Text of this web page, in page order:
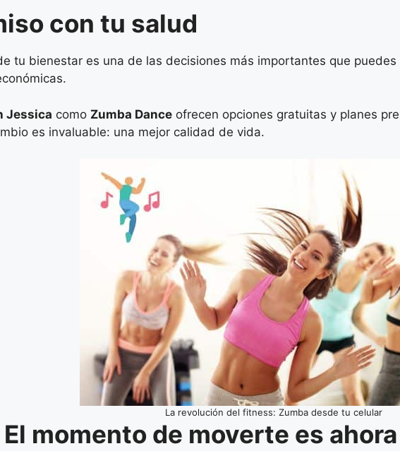
con tu salud
tu bienestar es una de las decisiones más importantes que
Jessica como Zumba Dance ofrecen opciones gratuitas y planes
es invaluable: una mejor calidad de vida.
La revolución del fitness: Zumba desde tu celular
momento de moverte es ahora